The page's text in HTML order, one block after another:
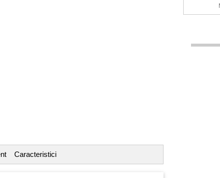
Caracteristici